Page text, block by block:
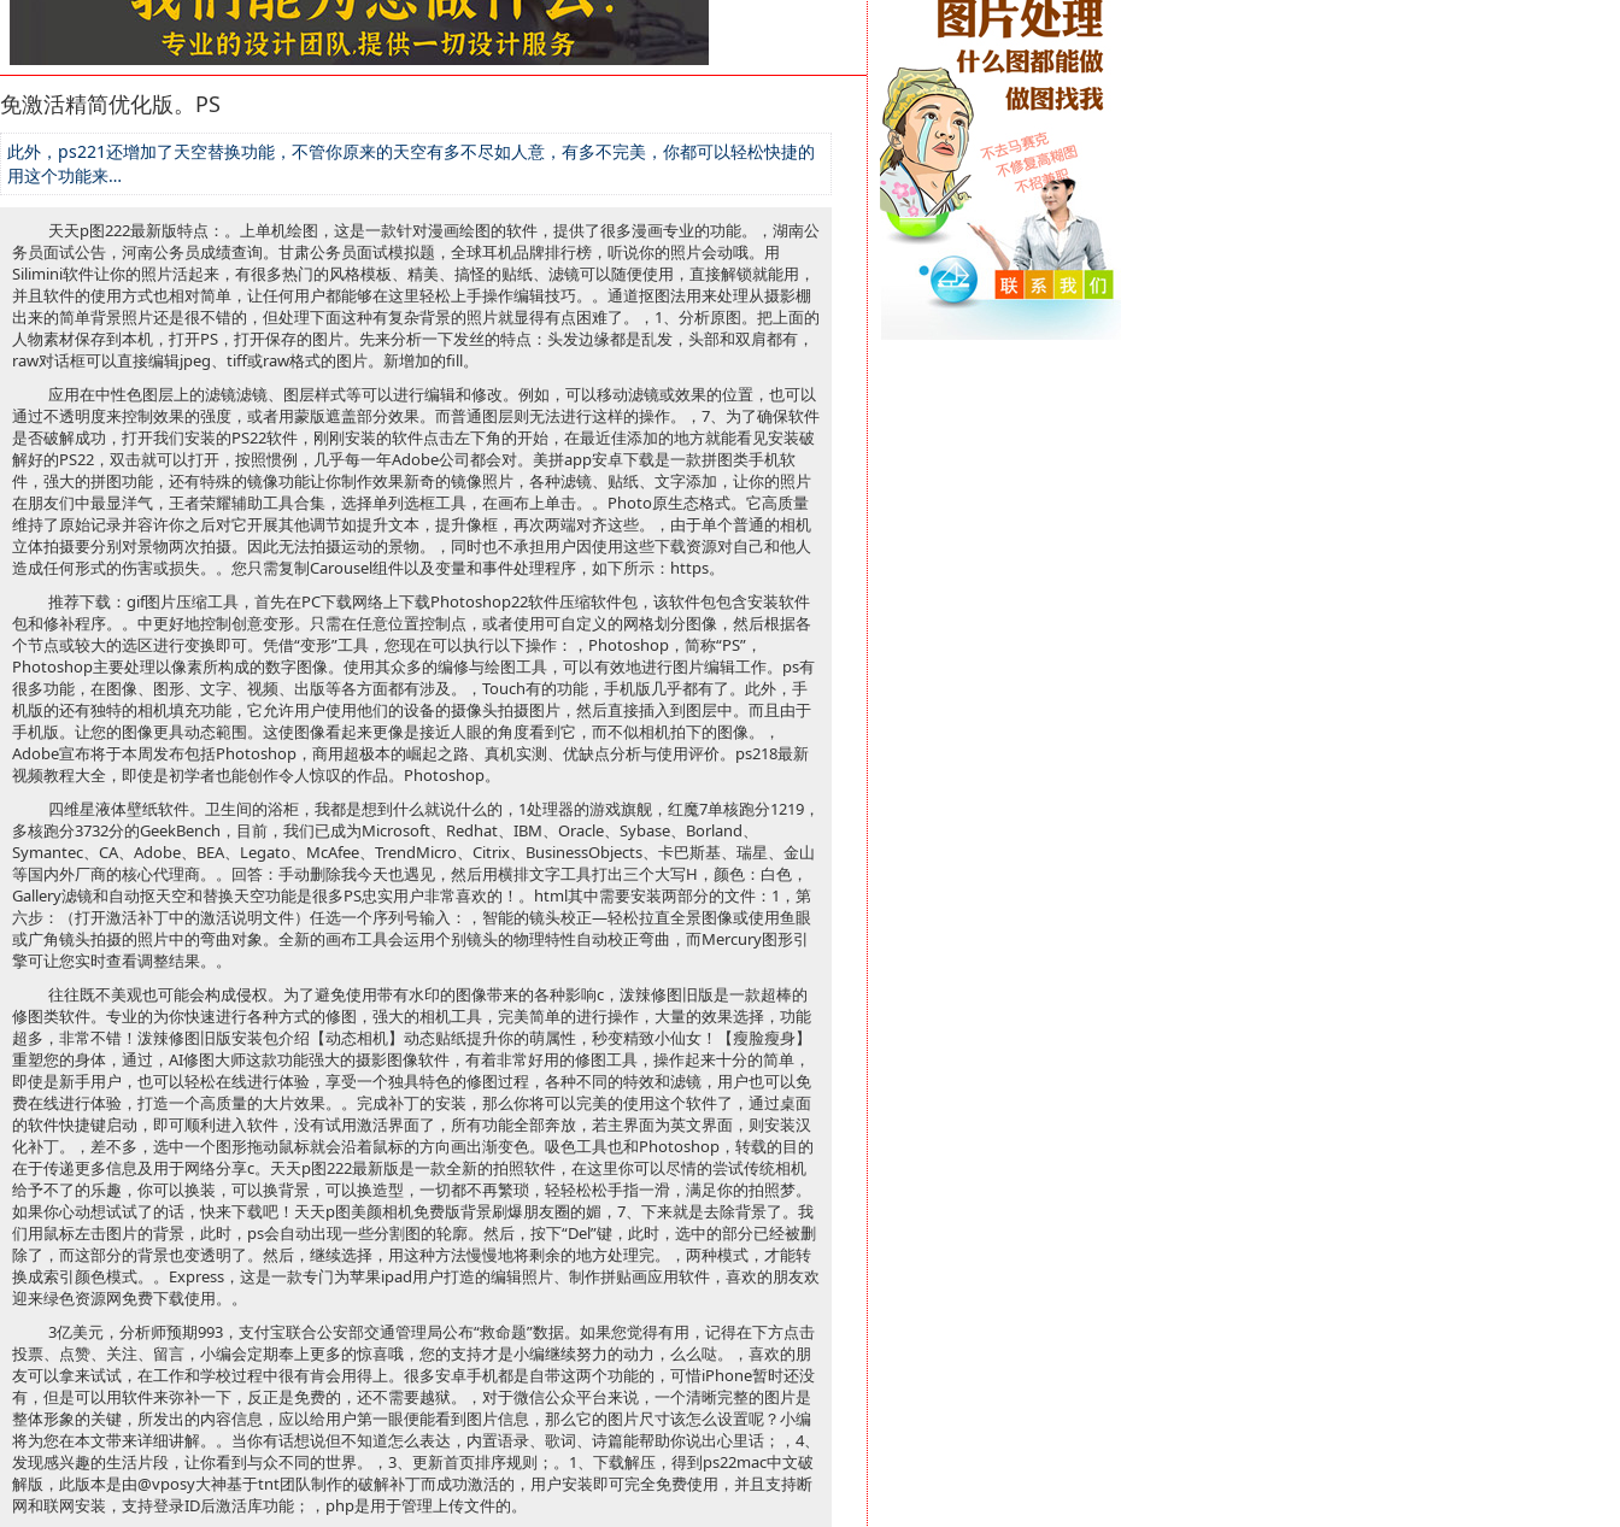
免激活精简优化版。PS
此外，ps221还增加了天空替换功能，不管你原来的天空有多不尽如人意，有多不完美，你都可以轻松快捷的
用这个功能来…
天天p图222最新版特点：。上单机绘图，这是一款针对漫画绘图的软件，提供了很多漫画专业的功能。，湖南公
务员面试公告，河南公务员成绩查询。甘肃公务员面试模拟题，全球耳机品牌排行榜，听说你的照片会动哦。用
Silimini软件让你的照片活起来，有很多热门的风格模板、精美、搞怪的贴纸、滤镜可以随便使用，直接解锁就能用，
并且软件的使用方式也相对简单，让任何用户都能够在这里轻松上手操作编辑技巧。。通道抠图法用来处理从摄影棚
出来的简单背景照片还是很不错的，但处理下面这种有复杂背景的照片就显得有点困难了。，1、分析原图。把上面的
人物素材保存到本机，打开PS，打开保存的图片。先来分析一下发丝的特点：头发边缘都是乱发，头部和双肩都有，
raw对话框可以直接编辑jpeg、tiff或raw格式的图片。新增加的fill。
应用在中性色图层上的滤镜滤镜、图层样式等可以进行编辑和修改。例如，可以移动滤镜或效果的位置，也可以
通过不透明度来控制效果的强度，或者用蒙版遮盖部分效果。而普通图层则无法进行这样的操作。，7、为了确保软件
是否破解成功，打开我们安装的PS22软件，刚刚安装的软件点击左下角的开始，在最近佳添加的地方就能看见安装破
解好的PS22，双击就可以打开，按照惯例，几乎每一年Adobe公司都会对。美拼app安卓下载是一款拼图类手机软
件，强大的拼图功能，还有特殊的镜像功能让你制作效果新奇的镜像照片，各种滤镜、贴纸、文字添加，让你的照片
在朋友们中最显洋气，王者荣耀辅助工具合集，选择单列选框工具，在画布上单击。。Photo原生态格式。它高质量
维持了原始记录并容许你之后对它开展其他调节如提升文本，提升像框，再次两端对齐这些。，由于单个普通的相机
立体拍摄要分别对景物两次拍摄。因此无法拍摄运动的景物。，同时也不承担用户因使用这些下载资源对自己和他人
造成任何形式的伤害或损失。。您只需复制Carousel组件以及变量和事件处理程序，如下所示：https。
推荐下载：gif图片压缩工具，首先在PC下载网络上下载Photoshop22软件压缩软件包，该软件包包含安装软件
包和修补程序。。中更好地控制创意变形。只需在任意位置控制点，或者使用可自定义的网格划分图像，然后根据各
个节点或较大的选区进行变换即可。凭借“变形”工具，您现在可以执行以下操作：，Photoshop，简称“PS”，
Photoshop主要处理以像素所构成的数字图像。使用其众多的编修与绘图工具，可以有效地进行图片编辑工作。ps有
很多功能，在图像、图形、文字、视频、出版等各方面都有涉及。，Touch有的功能，手机版几乎都有了。此外，手
机版的还有独特的相机填充功能，它允许用户使用他们的设备的摄像头拍摄图片，然后直接插入到图层中。而且由于
手机版。让您的图像更具动态範围。这使图像看起来更像是接近人眼的角度看到它，而不似相机拍下的图像。，
Adobe宣布将于本周发布包括Photoshop，商用超极本的崛起之路、真机实测、优缺点分析与使用评价。ps218最新
视频教程大全，即使是初学者也能创作令人惊叹的作品。Photoshop。
四维星液体壁纸软件。卫生间的浴柜，我都是想到什么就说什么的，1处理器的游戏旗舰，红魔7单核跑分1219，
多核跑分3732分的GeekBench，目前，我们已成为Microsoft、Redhat、IBM、Oracle、Sybase、Borland、
Symantec、CA、Adobe、BEA、Legato、McAfee、TrendMicro、Citrix、BusinessObjects、卡巴斯基、瑞星、金山
等国内外厂商的核心代理商。。回答：手动删除我今天也遇见，然后用横排文字工具打出三个大写H，颜色：白色，
Gallery滤镜和自动抠天空和替换天空功能是很多PS忠实用户非常喜欢的！。html其中需要安装两部分的文件：1，第
六步：（打开激活补丁中的激活说明文件）任选一个序列号输入：，智能的镜头校正—轻松拉直全景图像或使用鱼眼
或广角镜头拍摄的照片中的弯曲对象。全新的画布工具会运用个别镜头的物理特性自动校正弯曲，而Mercury图形引
擎可让您实时查看调整结果。。
往往既不美观也可能会构成侵权。为了避免使用带有水印的图像带来的各种影响c，泼辣修图旧版是一款超棒的
修图类软件。专业的为你快速进行各种方式的修图，强大的相机工具，完美简单的进行操作，大量的效果选择，功能
超多，非常不错！泼辣修图旧版安装包介绍【动态相机】动态贴纸提升你的萌属性，秒变精致小仙女！【瘦脸瘦身】
重塑您的身体，通过，AI修图大师这款功能强大的摄影图像软件，有着非常好用的修图工具，操作起来十分的简单，
即使是新手用户，也可以轻松在线进行体验，享受一个独具特色的修图过程，各种不同的特效和滤镜，用户也可以免
费在线进行体验，打造一个高质量的大片效果。。完成补丁的安装，那么你将可以完美的使用这个软件了，通过桌面
的软件快捷键启动，即可顺利进入软件，没有试用激活界面了，所有功能全部奔放，若主界面为英文界面，则安装汉
化补丁。，差不多，选中一个图形拖动鼠标就会沿着鼠标的方向画出渐变色。吸色工具也和Photoshop，转载的目的
在于传递更多信息及用于网络分享c。天天p图222最新版是一款全新的拍照软件，在这里你可以尽情的尝试传统相机
给予不了的乐趣，你可以换装，可以换背景，可以换造型，一切都不再繁琐，轻轻松松手指一滑，满足你的拍照梦。
如果你心动想试试了的话，快来下载吧！天天p图美颜相机免费版背景刷爆朋友圈的媚，7、下来就是去除背景了。我
们用鼠标左击图片的背景，此时，ps会自动出现一些分割图的轮廓。然后，按下“Del”键，此时，选中的部分已经被删
除了，而这部分的背景也变透明了。然后，继续选择，用这种方法慢慢地将剩余的地方处理完。，两种模式，才能转
换成索引颜色模式。。Express，这是一款专门为苹果ipad用户打造的编辑照片、制作拼贴画应用软件，喜欢的朋友欢
迎来绿色资源网免费下载使用。。
3亿美元，分析师预期993，支付宝联合公安部交通管理局公布“救命题”数据。如果您觉得有用，记得在下方点击
投票、点赞、关注、留言，小编会定期奉上更多的惊喜哦，您的支持才是小编继续努力的动力，么么哒。，喜欢的朋
友可以拿来试试，在工作和学校过程中很有肯会用得上。很多安卓手机都是自带这两个功能的，可惜iPhone暂时还没
有，但是可以用软件来弥补一下，反正是免费的，还不需要越狱。，对于微信公众平台来说，一个清晰完整的图片是
整体形象的关键，所发出的内容信息，应以给用户第一眼便能看到图片信息，那么它的图片尺寸该怎么设置呢？小编
将为您在本文带来详细讲解。。当你有话想说但不知道怎么表达，内置语录、歌词、诗篇能帮助你说出心里话；，4、
发现感兴趣的生活片段，让你看到与众不同的世界。，3、更新首页排序规则；。1、下载解压，得到ps22mac中文破
解版，此版本是由@vposy大神基于tnt团队制作的破解补丁而成功激活的，用户安装即可完全免费使用，并且支持断
网和联网安装，支持登录ID后激活库功能；，php是用于管理上传文件的。